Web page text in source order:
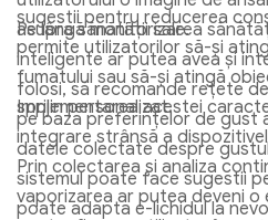
asupra sănătății sale.
sugestii pentru reducerea
permite utilizatorilor să-și
fumatului sau să-și atingă
sprijin personalizat.
Pe lângă monitorizarea
inteligente ar putea avea și
folosi, să recomande rețete
pe baza preferințelor de gust
datele colectate despre
sistemul poate face sugestii
poate adapta e-lichidul la
Implementarea acestei
integrare strânsă a
Prin colectarea și analiza
vaporizarea ar putea deveni